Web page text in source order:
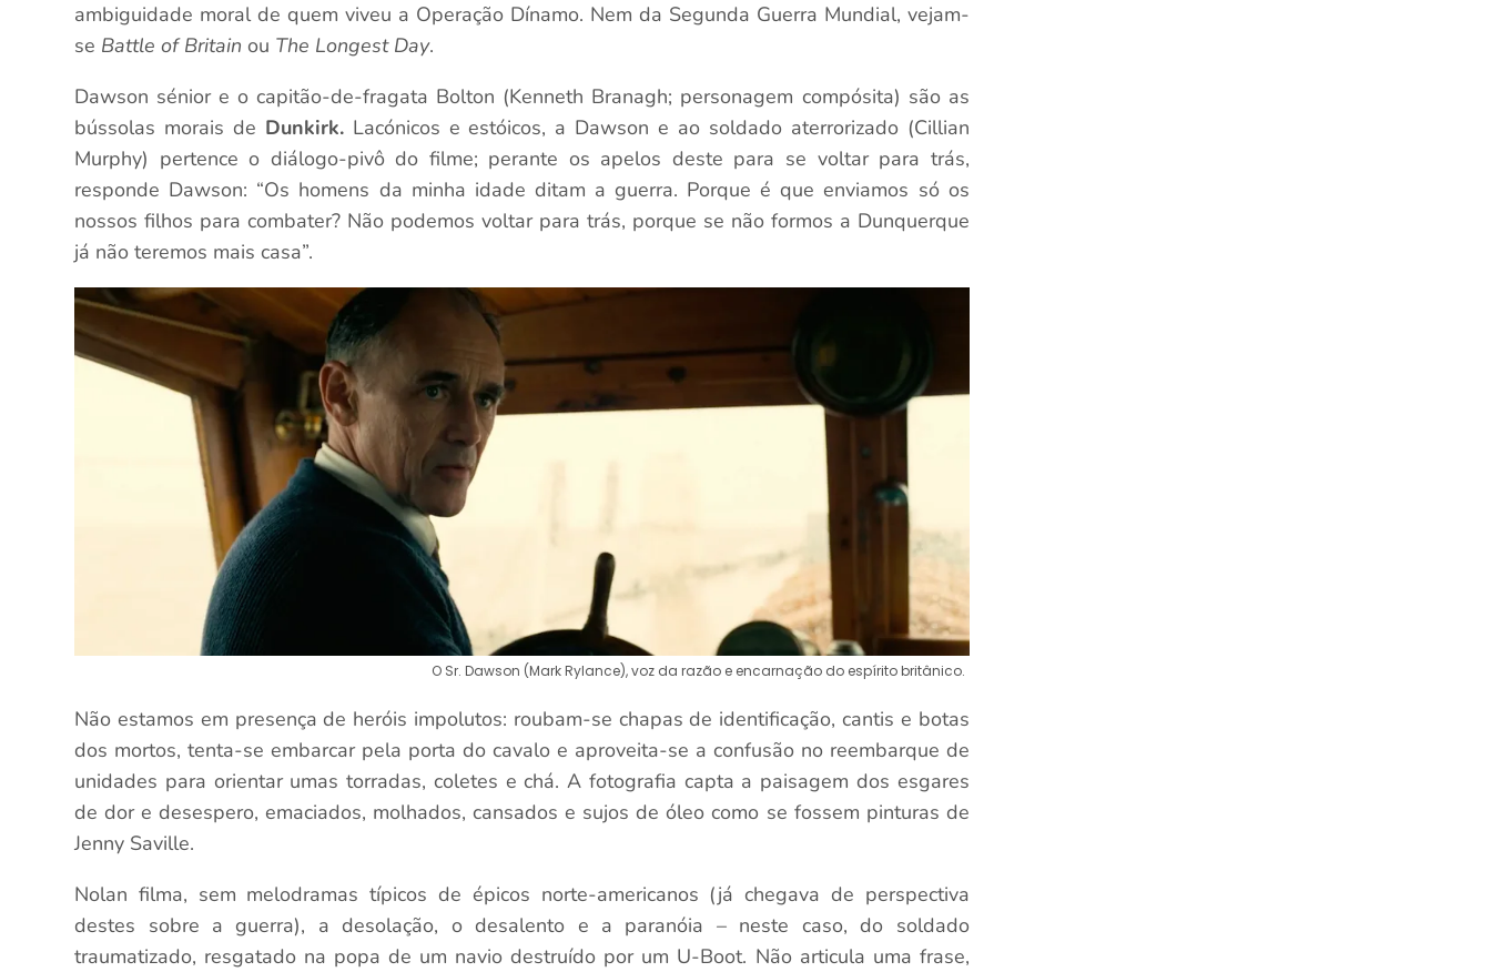
ambiguidade moral de quem viveu a Operação Dínamo. Nem da Segunda Guerra Mundial, vejam-
se Battle of Britainou The Longest Day.
Dawson sénior e o capitão-de-fragata Bolton (Kenneth Branagh; personagem compósita) são as
bússolas morais de Dunkirk.Lacónicos e estóicos, a Dawson e ao soldado aterrorizado (Cillian
Murphy) pertence o diálogo-pivô do filme; perante os apelos deste para se voltar para trás,
responde Dawson: “Os homens da minha idade ditam a guerra. Porque é que enviamos só os
nossos filhos para combater? Não podemos voltar para trás, porque se não formos a Dunquerque
já não teremos mais casa”.
O Sr. Dawson (Mark Rylance), voz da razão e encarnação do espírito britânico.
Não estamos em presença de heróis impolutos: roubam-se chapas de identificação, cantis e botas
dos mortos, tenta-se embarcar pela porta do cavalo e aproveita-se a confusão no reembarque de
unidades para orientar umas torradas, coletes e chá. A fotografia capta a paisagem dos esgares
de dor e desespero, emaciados, molhados, cansados e sujos de óleo como se fossem pinturas de
Jenny Saville.
Nolan filma, sem melodramas típicos de épicos norte-americanos (já chegava de perspectiva
destes sobre a guerra), a desolação, o desalento e a paranóia – neste caso, do soldado
traumatizado, resgatado na popa de um navio destruído por um U-Boot. Não articula uma frase,